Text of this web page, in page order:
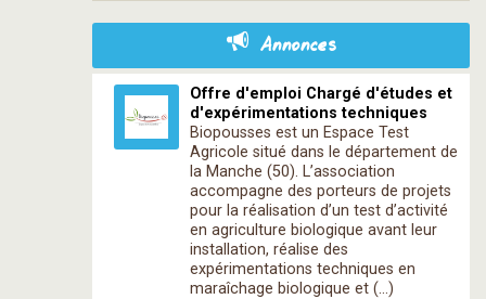
Annonces
Offre d'emploi Chargé d'études et
d'expérimentations techniques
Biopousses est un Espace Test
Agricole situé dans le département de
la Manche (50). L’association
accompagne des porteurs de projets
pour la réalisation d’un test d’activité
en agriculture biologique avant leur
installation, réalise des
expérimentations techniques en
maraîchage biologique et (…)